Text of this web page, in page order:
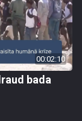
00:02:10
bada